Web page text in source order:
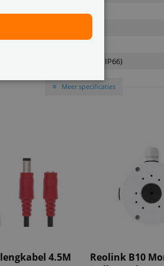
2 jaar
Binnen/Buiten (IP66)
Dropbox
Synology / QNAP
» Meer specificaties
4.5M
Reolink B10